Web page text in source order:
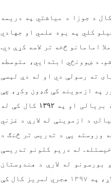
کال د جوزا د میاشتي په دریمه
کلي په یوه علمي او جهادي
امامانو څخه تر لاسه کړې دي.
د ښوونځي ابتدایي، متوسطه
ته رسولې دي او له دې لېسې
په ازموینه کې ګډون وکړ، چې
بریالی او په۱۳۹۲ کال کې له
د ازموینې له لارې د غزني
وروسته یې د تدریس تر څنګ د
له دریو کلونو تدریسې
له لارې د هندوستان
هیواد د ځنګونو او څیړنو انستیتوت ته د ماستري زده کړو په موخه ولاړ، په ۱۳۹۷ هجري لمریز کال کې